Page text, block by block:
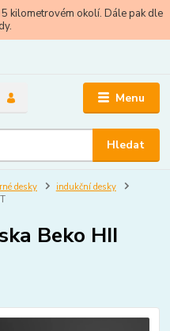
kilometrovém okolí. Dále pak dle
Menu
Hledat
desky
indukční desky
Beko HII